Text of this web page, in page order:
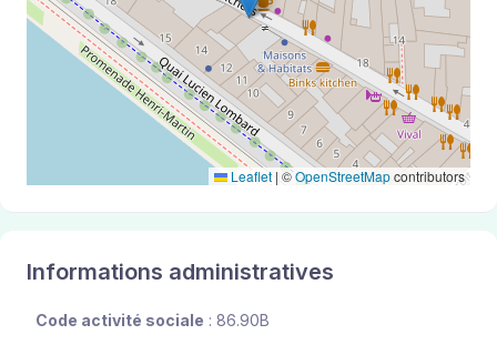
Leaflet | ©OpenStreetMapcontributors
Informations administratives
Code activité sociale : 86.90B